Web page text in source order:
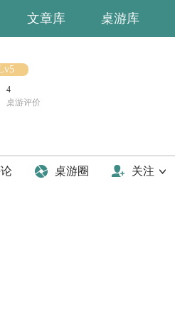
文章库 桌游库
4
桌游评价
桌游圈 关注